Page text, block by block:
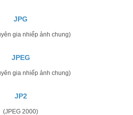
JPG
gia nhiếp ảnh chung)
JPEG
gia nhiếp ảnh chung)
JP2
(JPEG 2000)